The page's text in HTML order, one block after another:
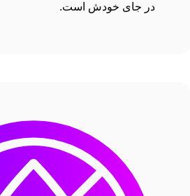
در جای خودش است.